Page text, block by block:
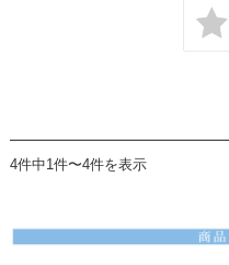
4件中1件〜4件を表示